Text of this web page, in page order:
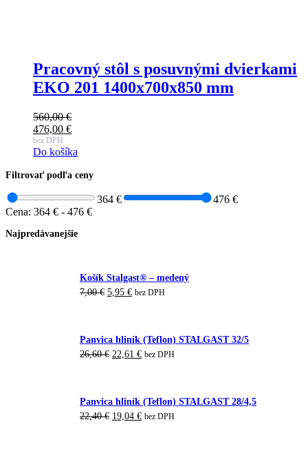
Pracovný stôl s posuvnými dvierkami
EKO 201 1400x700x850 mm
560,00€
Pôvodná
cena
bola:
476,00 €
Aktuálna
cena
476,00 €.
bez DPH
Do košíka
Filtrovať podľa ceny
364 €
476 €
Cena: 364 € - 476 €
Najpredávanejšie
Košík Stalgast® – medený
7,00€ Pôvodná
5,95 €Aktuálna
bez DPH
Panvica hliník (Teflon) STALGAST 32/5
26,60€ Pôvodná
22,61 €Aktuálna
bez DPH
Panvica hliník (Teflon) STALGAST 28/4,5
22,40€ Pôvodná
19,04 €Aktuálna
bez DPH